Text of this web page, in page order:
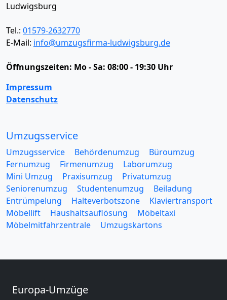
Ludwigsburg
Tel.: 01579-2632770
E-Mail: info@umzugsfirma-ludwigsburg.de
Öffnungszeiten: Mo - Sa: 08:00 - 19:30 Uhr
Impressum
Datenschutz
Umzugsservice
Umzugsservice Behördenumzug
Büroumzug
Fernumzug
Firmenumzug
Laborumzug
Mini Umzug
Praxisumzug
Privatumzug
Seniorenumzug
Studentenumzug
Beiladung
Entrümpelung
Halteverbotszone
Klaviertransport
Möbellift
Haushaltsauflösung
Möbeltaxi
Möbelmitfahrzentrale
Umzugskartons
Europa-Umzüge